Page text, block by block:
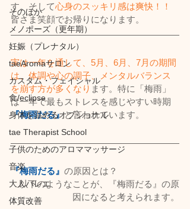
そのほか
メノポーズ（更年期）
妊娠（プレナタル）
taeAromaサロン
カスタム・フェイシャル
食/eclipse
身体を温めるオプショナル
tae Therapist School
子供のためのアロママッサージ
音楽
大人バレエ
体質改善
す。そして心身のスッキリ感は爽快！！
皆さま笑顔でお帰りになります。
実は一年を通して、5月、6月、7月の期間
は、体調や心の調子、メンタルバランス
を崩す方が多くなり ます。特に「梅雨」
は一年で最もストレスを感じやすい時期
『梅雨だる』と言われています。
『梅雨だる』 の原因とは？
以下のようなことが、『梅雨だる』の原
因になると考えられます。